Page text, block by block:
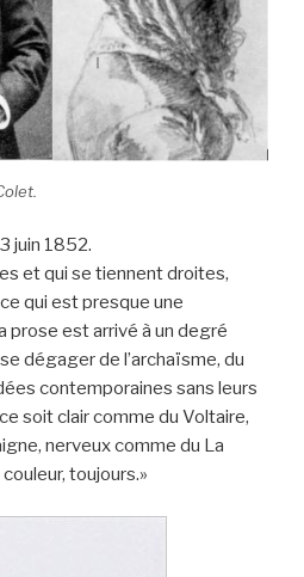
juin 1852.
et qui se tiennent droites,
qui est presque une
prose est arrivé à un degré
dégager de l’archaïsme, du
contemporaines sans leurs
soit clair comme du Voltaire,
nerveux comme du La
toujours.»